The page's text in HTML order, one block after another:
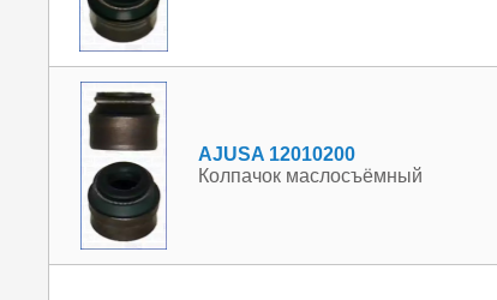
AJUSA 12010200
Колпачок маслосъёмный